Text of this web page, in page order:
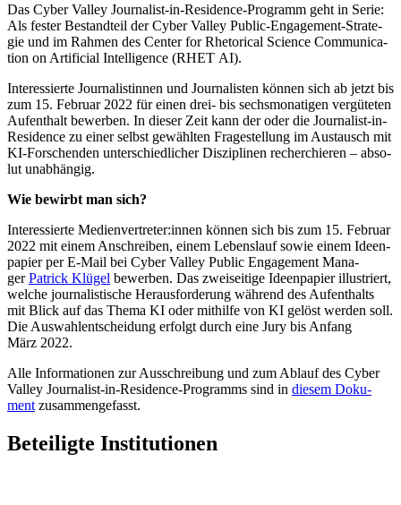
Das Cyber Val­ley Jour­na­list-in-Resi­dence-Pro­gramm geht in Serie:
Als fes­ter Bestand­teil der Cyber Val­ley Public-Enga­ge­ment-Stra­te­
gie und im Rah­men des Cen­ter for Rhe­to­ri­cal Sci­ence Com­mu­ni­ca­
ti­on on Arti­fi­ci­al Intel­li­gence (RHET AI).
Inter­es­sier­te Jour­na­lis­tin­nen und Jour­na­lis­ten kön­nen sich ab jetzt bis
zum 15. Febru­ar 2022 für einen drei- bis sechs­mo­na­ti­gen ver­gü­te­ten
Auf­ent­halt bewer­ben. In die­ser Zeit kann der oder die Jour­na­list-in-
Resi­dence zu einer selbst gewähl­ten Fra­ge­stel­lung im Aus­tausch mit
KI-For­schen­den unter­schied­li­cher Dis­zi­pli­nen recher­chie­ren – abso­
lut unabhängig.
Wie bewirbt man sich?
Inter­es­sier­te Medienvertreter:innen kön­nen sich bis zum 15. Febru­ar
2022 mit einem Anschrei­ben, einem Lebens­lauf sowie einem Ideen­
pa­pier per E‑Mail bei Cyber Val­ley Public Enga­ge­ment Mana­
gerPatrick Klü­gel bewer­ben. Das zwei­sei­ti­ge Ideen­pa­pier illus­triert,
wel­che jour­na­lis­ti­sche Her­aus­for­de­rung wäh­rend des Auf­ent­halts
mit Blick auf das The­ma KI oder mit­hil­fe von KI gelöst wer­den soll.
Die Aus­wahl­ent­schei­dung erfolgt durch eine Jury bis Anfang
März 2022.
Alle Infor­ma­tio­nen zur Aus­schrei­bung und zum Ablauf des Cyber
Val­ley Jour­na­list-in-Resi­dence-Pro­gramms sind in die­sem Doku­
ment zusammengefasst.
Beteiligte Institutionen